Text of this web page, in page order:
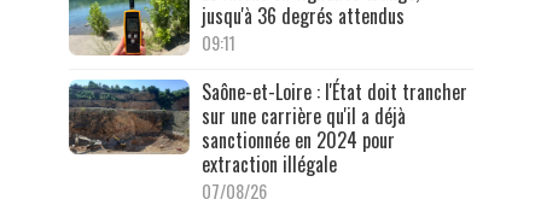
jusqu'à 36 degrés attendus
09:11
Saône-et-Loire : l'État doit trancher
sur une carrière qu'il a déjà
sanctionnée en 2024 pour
extraction illégale
07/08/26